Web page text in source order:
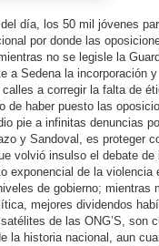
día, los 50 mil jóvenes
por donde las
no se legisle la
a Sedena la incorporación y
a corregir la falta de
de haber puesto las
pie a infinitas denuncias
y Sandoval, es proteger
volvió insulso el debate de
exponencial de la violencia
de gobierno; mientras
mejores dividendos
de las ONG’S, son
la historia nacional, aun